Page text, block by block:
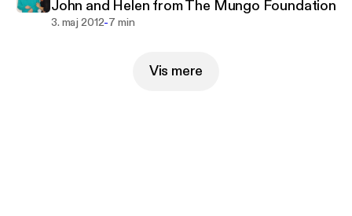
John and Helen from The Mungo Foundation
3. maj 2012-7 min
Vis mere